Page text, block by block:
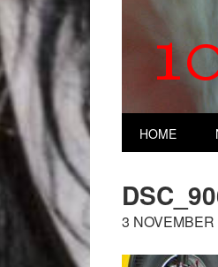
HOME
3 NOVEMBER